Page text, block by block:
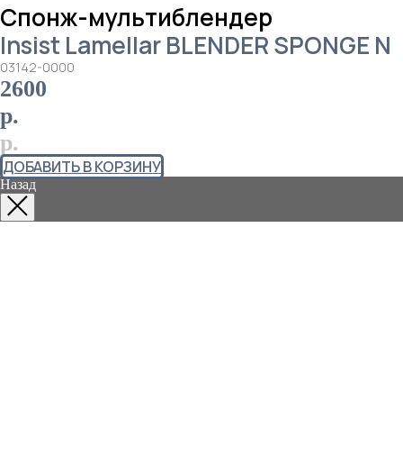
Спонж-мультиблендер
Insist Lamellar BLENDER SPONGE N
03142-0000
2600
р.
р.
ДОБАВИТЬ В КОРЗИНУ
Назад